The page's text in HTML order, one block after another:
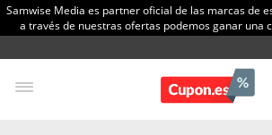
Samwise Media es partner oficial de las marcas de
a través de nuestras ofertas podemos ganar una